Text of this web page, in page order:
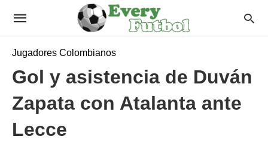
Jugadores Colombianos
Gol y asistencia de Duván
Zapata con Atalanta ante
Lecce